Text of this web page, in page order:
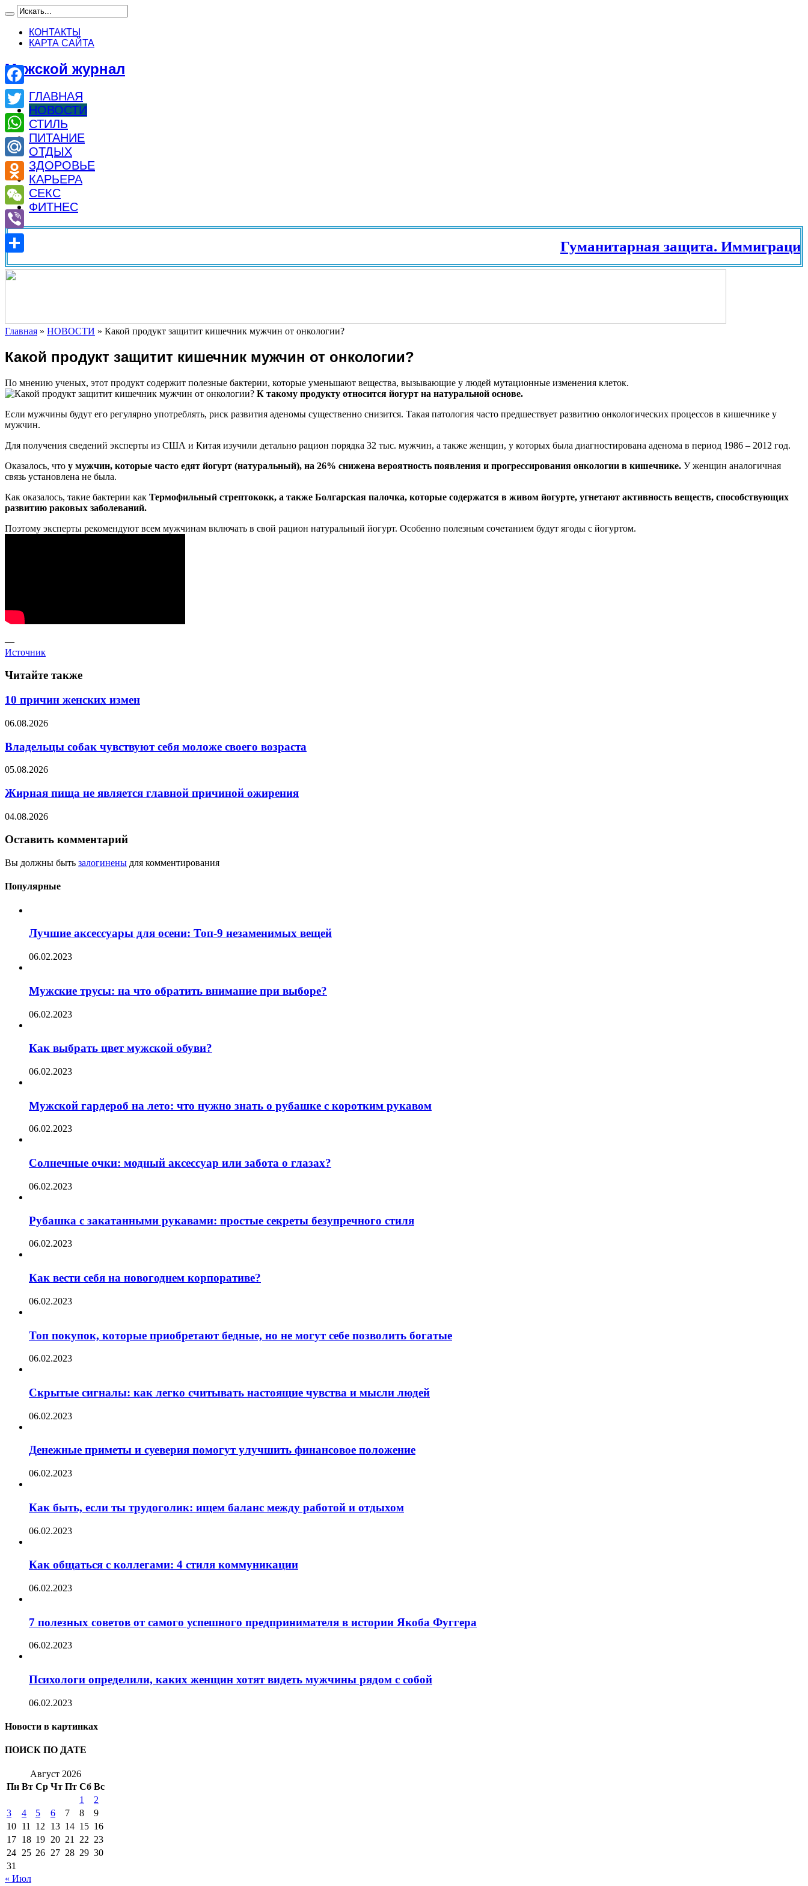
КОНТАКТЫ
КАРТА САЙТА
Мужской журнал
ГЛАВНАЯ
НОВОСТИ
СТИЛЬ
ПИТАНИЕ
ОТДЫХ
ЗДОРОВЬЕ
КАРЬЕРА
СЕКС
ФИТНЕС
Гуманитарная защита.
Главная » НОВОСТИ » Какой продукт защитит кишечник мужчин от онкологии?
Какой продукт защитит кишечник мужчин от онкологии?
По мнению ученых, этот продукт содержит полезные бактерии, которые уменьшают вещества, вызывающие у людей мутационные изменения клеток.
К такому продукту относится йогурт на натуральной основе.
Если мужчины будут его регулярно употреблять, риск развития аденомы существенно снизится. Такая патология часто предшествует развитию онкологических процессов в кишечнике у
мужчин.
Для получения сведений эксперты из США и Китая изучили детально рацион порядка 32 тыс. мужчин, а также женщин, у которых была диагностирована аденома в период 1986 – 2012 год.
Оказалось, что у мужчин, которые часто едят йогурт (натуральный), на 26% снижена вероятность появления и прогрессирования онкологии в кишечнике. У женщин аналогичная
связь установлена не была.
Как оказалось, такие бактерии как Термофильный стрептококк, а также Болгарская палочка, которые содержатся в живом йогурте, угнетают активность веществ, способствующих
развитию раковых заболеваний.
Поэтому эксперты рекомендуют всем мужчинам включать в свой рацион натуральный йогурт. Особенно полезным сочетанием будут ягоды с йогуртом.
—
Источник
Читайте также
10 причин женских измен
06.08.2026
Владельцы собак чувствуют себя моложе своего возраста
05.08.2026
Жирная пища не является главной причиной ожирения
04.08.2026
Оставить комментарий
Вы должны быть залогинены для комментирования
Популярные
Лучшие аксессуары для осени: Топ-9 незаменимых вещей
06.02.2023
Мужские трусы: на что обратить внимание при выборе?
06.02.2023
Как выбрать цвет мужской обуви?
06.02.2023
Мужской гардероб на лето: что нужно знать о рубашке с коротким рукавом
06.02.2023
Солнечные очки: модный аксессуар или забота о глазах?
06.02.2023
Рубашка с закатанными рукавами: простые секреты безупречного стиля
06.02.2023
Как вести себя на новогоднем корпоративе?
06.02.2023
Топ покупок, которые приобретают бедные, но не могут себе позволить богатые
06.02.2023
Скрытые сигналы: как легко считывать настоящие чувства и мысли людей
06.02.2023
Денежные приметы и суеверия помогут улучшить финансовое положение
06.02.2023
Как быть, если ты трудоголик: ищем баланс между работой и отдыхом
06.02.2023
Как общаться с коллегами: 4 стиля коммуникации
06.02.2023
7 полезных советов от самого успешного предпринимателя в истории Якоба Фуггера
06.02.2023
Психологи определили, каких женщин хотят видеть мужчины рядом с собой
06.02.2023
Новости в картинках
ПОИСК ПО ДАТЕ
Август 2026
Пн Вт Ср Чт Пт Сб Вс
1
2
3
4 5 6 7 8
9
10 11 12 13 14 15 16
17 18 19 20 21 22 23
24 25 26 27 28 29 30
31
« Июл
Facebook
Twitter
WhatsApp
Mail.Ru
Odnoklassniki
WeChat
Viber
Отправить